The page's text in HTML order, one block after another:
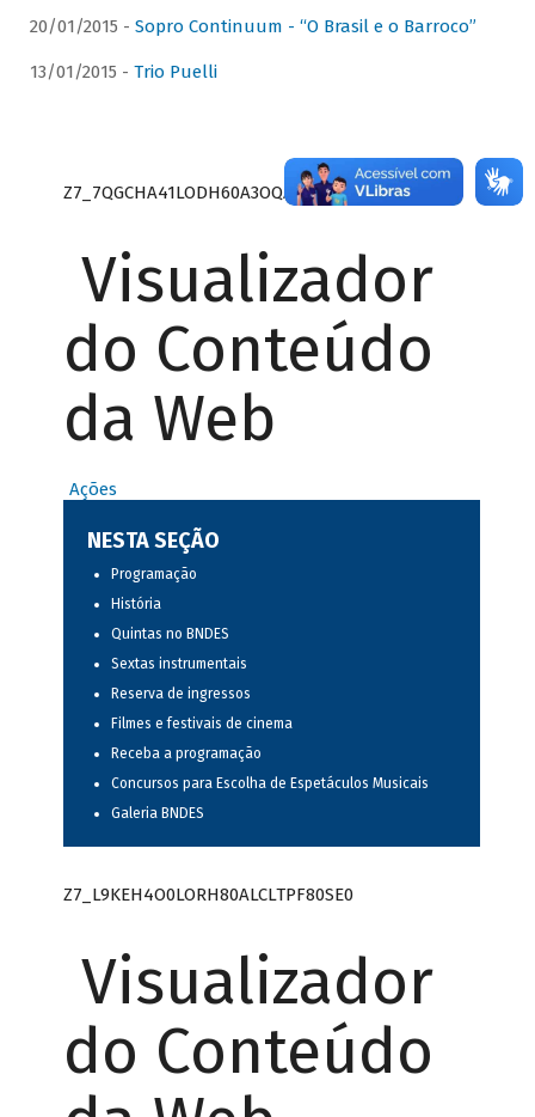
20/01/2015 - Sopro Continuum - “O Brasil e o Barroco”
13/01/2015 - Trio Puelli
Z7_7QGCHA41LODH60A3OQA8RN1415
Visualizador
do Conteúdo
da Web
Ações
NESTA SEÇÃO
Programação
História
Quintas no BNDES
Sextas instrumentais
Reserva de ingressos
Filmes e festivais de cinema
Receba a programação
Concursos para Escolha de Espetáculos Musicais
Galeria BNDES
Z7_L9KEH4O0LORH80ALCLTPF80SE0
Visualizador
do Conteúdo